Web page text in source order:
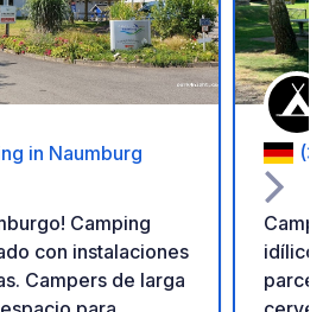
in Naumburg
Camping
con instalaciones
Campers de larga
idílico
parcelas